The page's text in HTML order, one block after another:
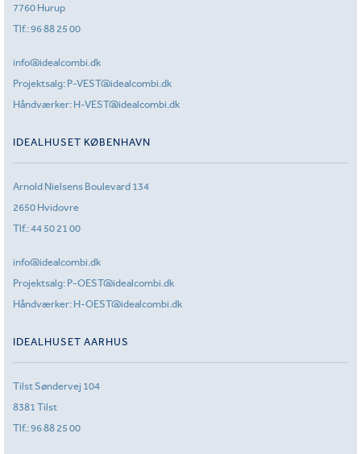
7760 Hurup
Tlf.:96 88 25 00
info@idealcombi.dk
Projektsalg: P-VEST@idealcombi.dk
Håndværker: H-VEST@idealcombi.dk
IDEALHUSET KØBENHAVN
Arnold Nielsens Boulevard 134
2650 Hvidovre
Tlf.:44 50 21 00
info@idealcombi.dk
Projektsalg: P-OEST@idealcombi.dk
Håndværker: H-OEST@idealcombi.dk
IDEALHUSET AARHUS
Tilst Søndervej 104
8381 Tilst
Tlf.:96 88 25 00